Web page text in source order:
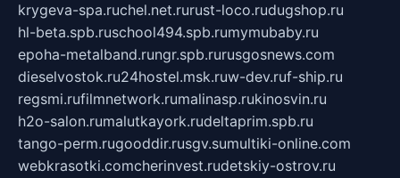
krygeva-spa.ruchel.net.rurust-loco.rudugshop.ru
hl-beta.spb.ruschool494.spb.rumymubaby.ru
epoha-metalband.rungr.spb.rurusgosnews.com
dieselvostok.ru24hostel.msk.ruw-dev.ruf-ship.ru
regsmi.rufilmnetwork.rumalinasp.rukinosvin.ru
h2o-salon.rumalutkayork.rudeltaprim.spb.ru
tango-perm.rugooddir.rusgv.sumultiki-online.com
webkrasotki.comcherinvest.rudetskiy-ostrov.ru